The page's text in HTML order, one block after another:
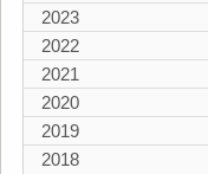
2023
2022
2021
2020
2019
2018